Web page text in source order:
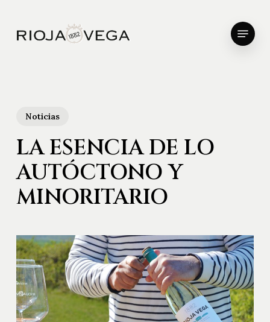
main
Menu
Noticias
LA ESENCIA DE LO
AUTÓCTONO Y
MINORITARIO
Close